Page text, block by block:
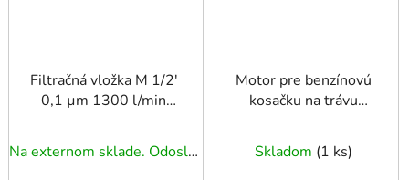
Filtračná vložka M 1/2'
0,1 µm 1300 l/min
Na externom sklade. Odoslanie 3 - 5 prac. dní.
Motor pre benzínovú
kosačku na trávu
Skladom (1 ks)